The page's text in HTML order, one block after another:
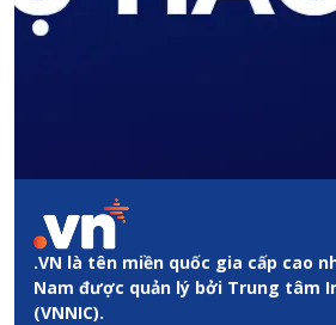
.VN là tên miền quốc gia cấp cao
Nam được quản lý bởi Trung tâm
(VNNIC).